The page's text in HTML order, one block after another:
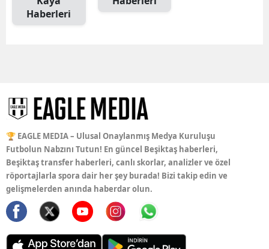
Haberleri
🏆 EAGLE MEDIA – Ulusal Onaylanmış Medya Kuruluşu
Futbolun Nabzını Tutun! En güncel Beşiktaş haberleri,
Beşiktaş transfer haberleri, canlı skorlar, analizler ve özel
röportajlarla spora dair her şey burada! Bizi takip edin ve
gelişmelerden anında haberdar olun.